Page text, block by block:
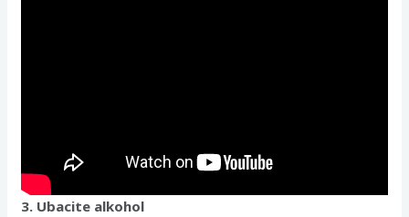
3. Ubacite alkohol